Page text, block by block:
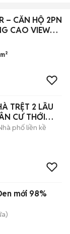
– CĂN HỘ 2PN
CAO VIEW
TRỆT 2 LẦU
CƯ THỚI
phố liền kề
mới 98%